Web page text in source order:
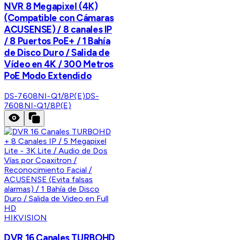
NVR 8 Megapixel (4K)
(Compatible con Cámaras
ACUSENSE) / 8 canales IP
/ 8 Puertos PoE+ / 1 Bahía
de Disco Duro / Salida de
Vídeo en 4K / 300 Metros
PoE Modo Extendido
DS-7608NI-Q1/8P(E)DS-
7608NI-Q1/8P(E)
HIKVISION
DVR 16 Canales TURBOHD